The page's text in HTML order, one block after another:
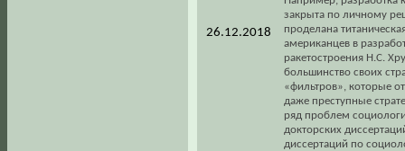
26.12.2018
закрыта по личному
проделана
американцев в
ракетостроения Н.С.
большинство своих
«фильтров», которые
даже преступные
ряд проблем
докторских
диссертаций по